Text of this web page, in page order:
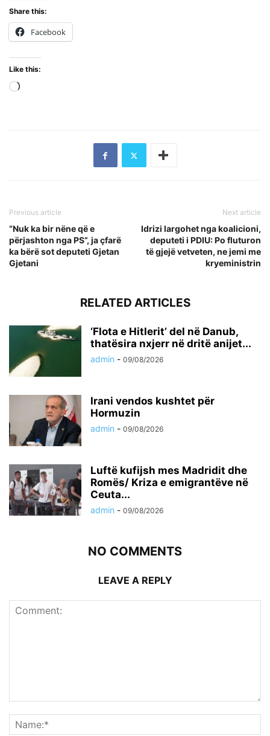
Share this:
Facebook
Like this:
Previous article
“Nuk ka bir nëne që e
përjashton nga PS”, ja çfarë
ka bërë sot deputeti Gjetan
Gjetani
Next article
Idrizi largohet nga koalicioni,
deputeti i PDIU: Po fluturon
të gjejë vetveten, ne jemi me
kryeministrin
RELATED ARTICLES
‘Flota e Hitlerit’ del në Danub,
thatësira nxjerr në dritë anijet...
admin - 09/08/2026
Irani vendos kushtet për
Hormuzin
admin - 09/08/2026
Luftë kufijsh mes Madridit dhe
Romës/ Kriza e emigrantëve në
Ceuta...
admin - 09/08/2026
NO COMMENTS
LEAVE A REPLY